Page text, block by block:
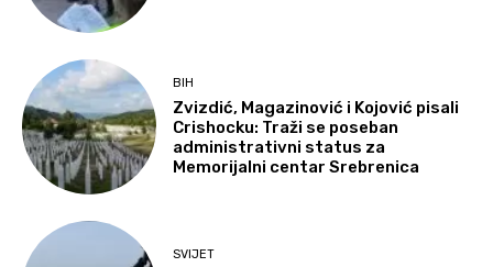
BIH
Zvizdić, Magazinović i Kojović pisali
Crishocku: Traži se poseban
administrativni status za
Memorijalni centar Srebrenica
SVIJET